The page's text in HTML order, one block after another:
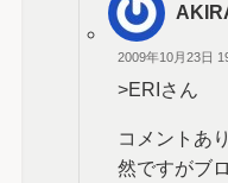
2009年10月23日
>ERIさん
コメントあ
然ですがブ